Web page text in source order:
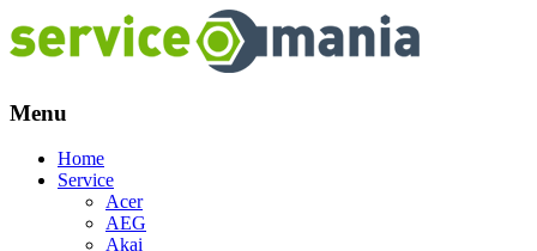
Menu
Skip
Home
Service
Acer
AEG
Akai